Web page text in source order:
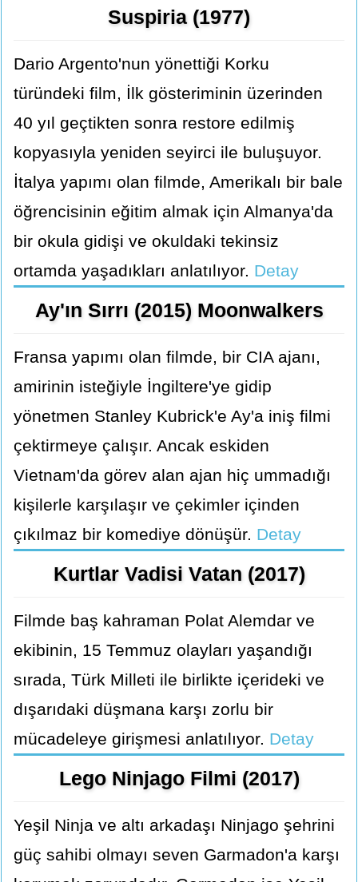
Suspiria (1977)
Dario Argento'nun yönettiği Korku
türündeki film, İlk gösteriminin üzerinden
40 yıl geçtikten sonra restore edilmiş
kopyasıyla yeniden seyirci ile buluşuyor.
İtalya yapımı olan filmde, Amerikalı bir bale
öğrencisinin eğitim almak için Almanya'da
bir okula gidişi ve okuldaki tekinsiz
ortamda yaşadıkları anlatılıyor. Detay
Ay'ın Sırrı (2015) Moonwalkers
Fransa yapımı olan filmde, bir CIA ajanı,
amirinin isteğiyle İngiltere'ye gidip
yönetmen Stanley Kubrick'e Ay'a iniş filmi
çektirmeye çalışır. Ancak eskiden
Vietnam'da görev alan ajan hiç ummadığı
kişilerle karşılaşır ve çekimler içinden
çıkılmaz bir komediye dönüşür. Detay
Kurtlar Vadisi Vatan (2017)
Filmde baş kahraman Polat Alemdar ve
ekibinin, 15 Temmuz olayları yaşandığı
sırada, Türk Milleti ile birlikte içerideki ve
dışarıdaki düşmana karşı zorlu bir
mücadeleye girişmesi anlatılıyor. Detay
Lego Ninjago Filmi (2017)
Yeşil Ninja ve altı arkadaşı Ninjago şehrini
güç sahibi olmayı seven Garmadon'a karşı